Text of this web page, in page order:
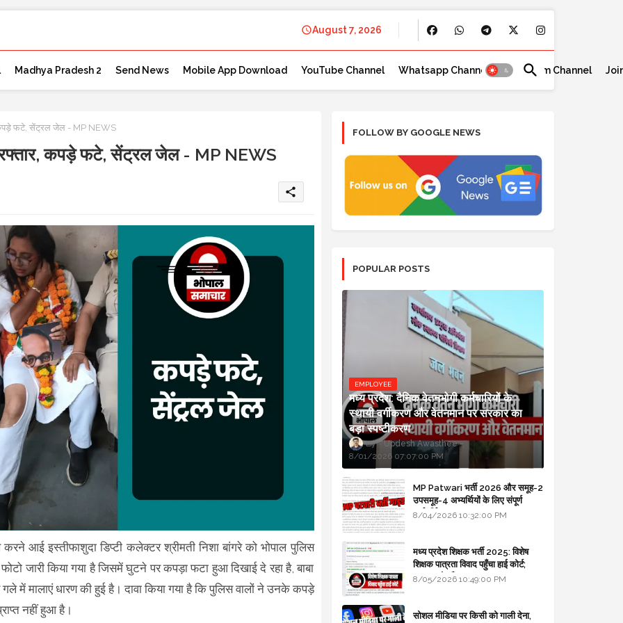
August 7, 2026
Madhya Pradesh 2 Send News Mobile App Download YouTube Channel Whatsapp Channel Telegram Channel
कपड़े फटे, सेंट्रल जेल - MP NEWS
कपड़े फटे, सेंट्रल जेल - MP NEWS
share
आई इस्तीफाशुदा डिप्टी कलेक्टर श्रीमती निशा बांगरे को भोपाल पुलिस
जारी किया गया है जिसमें घुटने पर कपड़ा फटा हुआ दिखाई दे रहा है, बाबा
में मालाएं धारण की हुई है। दावा किया गया है कि पुलिस वालों ने उनके कपड़े
नहीं हुआ है।
FOLLOW BY GOOGLE NEWS
POPULAR POSTS
EMPLOYEE
मध्य प्रदेश: दैनिक वेतनभोगी कर्मचारियों के
स्थायी वर्गीकरण और वेतनमान पर सरकार का
बड़ा स्पष्टीकरण
Updesh Awasthee
8/01/2026 07:07:00 PM
MP Patwari भर्ती 2026 और समूह-2
उपसमूह-4 अभ्यर्थियों के लिए संपूर्ण
मार्गदर्शिका
8/04/2026 10:32:00 PM
मध्य प्रदेश शिक्षक भर्ती 2025: विशेष
शिक्षक पात्रता विवाद पहुँचा हाई कोर्ट;
सरकार से माँगा जवाब
8/05/2026 10:49:00 PM
सोशल मीडिया पर किसी को गाली देना,